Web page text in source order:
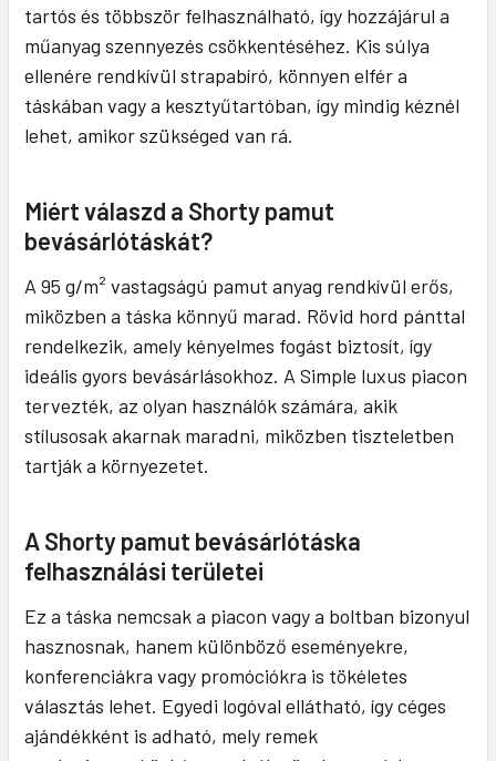
tartós és többször felhasználható, így hozzájárul a
műanyag szennyezés csökkentéséhez. Kis súlya
ellenére rendkívül strapabíró, könnyen elfér a
táskában vagy a kesztyűtartóban, így mindig kéznél
lehet, amikor szükséged van rá.
Miért válaszd a Shorty pamut
bevásárlótáskát?
A 95 g/m² vastagságú pamut anyag rendkívül erős,
miközben a táska könnyű marad. Rövid hord pánttal
rendelkezik, amely kényelmes fogást biztosít, így
ideális gyors bevásárlásokhoz. A Simple luxus piacon
tervezték, az olyan használók számára, akik
stílusosak akarnak maradni, miközben tiszteletben
tartják a környezetet.
A Shorty pamut bevásárlótáska
felhasználási területei
Ez a táska nemcsak a piacon vagy a boltban bizonyul
hasznosnak, hanem különböző eseményekre,
konferenciákra vagy promóciókra is tökéletes
választás lehet. Egyedi logóval ellátható, így céges
ajándékként is adható, mely remek